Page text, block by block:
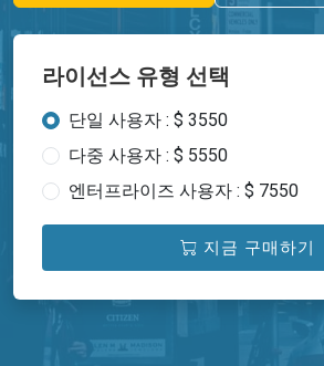
라이선스 유형 선택
단일 사용자 : $ 3550
다중 사용자 : $ 5550
엔터프라이즈 사용자 : $ 7550
지금 구매하기